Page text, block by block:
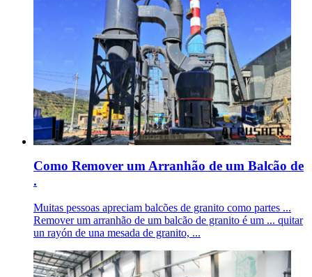
Como Remover um Arranhão de um Balcão de
.
Muitas pessoas apreciam balcões de granito como partes ...
Remover um arranhão de um balcão de granito é um ... quitar
un rayón de una mesada de granito, ...